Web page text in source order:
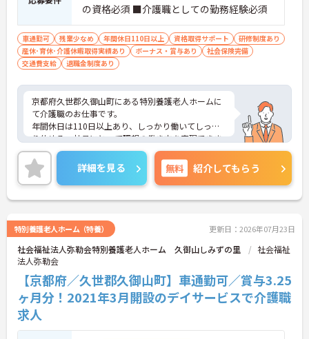
の資格必須 ■介護職としての勤務経験必須
車通勤可 残業少なめ 年間休日110日以上 資格取得サポート
研修制度あり
産休･育休･介護休暇取得実績あり
ボーナス・賞与あり
社会保険完備
交通費支給
退職金制度あり
京都府久世郡久御山町にある特別養護老人ホームに
て介護職のお仕事です。
年間休日は110日以上あり、しっかり働いてしっか
り休める、社員にとって理想の働き方を実現できま
す♪
利用可能託児施設があるので、子育てとの両立がし
やすい環境です◎
また実務者研修の受講に対して奨学金制度があるの
で、資格取得を頑張りたい方にもおすすめです☆
詳細をお話しいたしますのでお気軽にご相談くださ
い。
詳細を見る 無料 紹介してもらう
特別養護老人ホーム（特養） 更新日：2026年07月23日
社会福祉法人弥勒会特別養護老人ホーム 久御山しみずの里
社会福祉
法人弥勒会
【京都府／久世郡久御山町】車通勤可／賞与3.25
ヶ月分！2021年3月開設のデイサービスで介護職
求人